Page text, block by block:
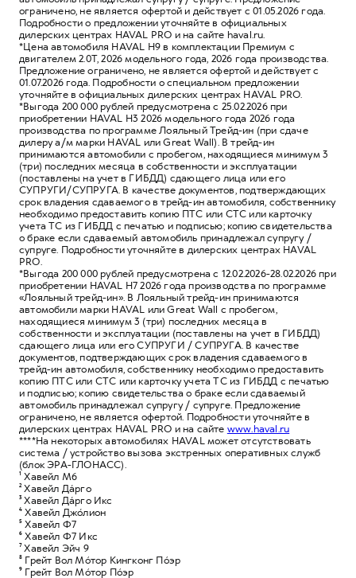
ограничено, не является офертой и действует с 01.05.2026 года.
Подробности о предложении уточняйте в официальных
дилерских центрах HAVAL PRO и на сайте haval.ru.
*Цена автомобиля HAVAL H9 в комплектации Премиум с
двигателем 2.0T, 2026 модельного года, 2026 года производства.
Предложение ограничено, не является офертой и действует с
01.07.2026 года. Подробности о специальном предложении
уточняйте в официальных дилерских центрах HAVAL PRO.
*Выгода 200 000 рублей предусмотрена с 25.02.2026 при
приобретении HAVAL H3 2026 модельного года 2026 года
производства по программе Лояльный Трейд-ин (при сдаче
дилеру а/м марки HAVAL или Great Wall). В трейд-ин
принимаются автомобили с пробегом, находящиеся минимум 3
(три) последних месяца в собственности и эксплуатации
(поставлены на учет в ГИБДД) сдающего лица или его
СУПРУГИ/СУПРУГА. В качестве документов, подтверждающих
срок владения сдаваемого в трейд-ин автомобиля, собственнику
необходимо предоставить копию ПТС или СТС или карточку
учета ТС из ГИБДД с печатью и подписью; копию свидетельства
о браке если сдаваемый автомобиль принадлежал супругу /
супруге. Подробности уточняйте в дилерских центрах HAVAL
PRO.
*Выгода 200 000 рублей предусмотрена с 12.02.2026-28.02.2026 при
приобретении HAVAL H7 2026 года производства по программе
«Лояльный трейд-ин». В Лояльный трейд-ин принимаются
автомобили марки HAVAL или Great Wall с пробегом,
находящиеся минимум 3 (три) последних месяца в
собственности и эксплуатации (поставлены на учет в ГИБДД)
сдающего лица или его СУПРУГИ / СУПРУГА. В качестве
документов, подтверждающих срок владения сдаваемого в
трейд-ин автомобиля, собственнику необходимо предоставить
копию ПТС или СТС или карточку учета ТС из ГИБДД с печатью
и подписью; копию свидетельства о браке если сдаваемый
автомобиль принадлежал супругу / супруге. Предложение
ограничено, не является офертой. Подробности уточняйте в
дилерских центрах HAVAL PRO и на сайте www.haval.ru
****На некоторых автомобилях HAVAL может отсутствовать
система / устройство вызова экстренных оперативных служб
(блок ЭРА-ГЛОНАСС).
¹ Хавейл M6
² Хавейл Да́рго
³ Хавейл Да́рго Икс
⁴ Хавейл Джо́лион
⁵ Хавейл Ф7
⁶ Хавейл Ф7 Икс
⁷ Хавейл Эйч 9
⁸ Грейт Вол Мóтор Кингконг Пóэр
⁹ Грейт Вол Мóтор Пóэр